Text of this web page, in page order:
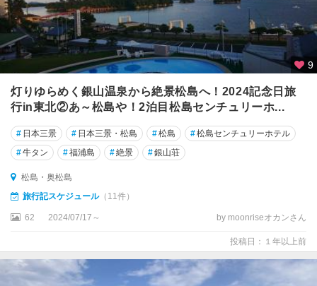
9
灯りゆらめく銀山温泉から絶景松島へ！2024記念日旅
行in東北②あ～松島や！2泊目松島センチュリーホ...
# 日本三景 # 日本三景・松島 #松島 #松島センチュリーホテル
#牛タン #福浦島 #絶景 #銀山荘
松島・奥松島
旅行記スケジュール（11件）
62 2024/07/17～ by moonriseオカンさん
投稿日：１年以上前